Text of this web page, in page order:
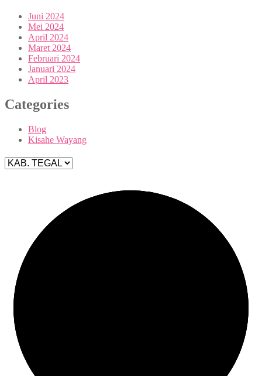
Juni 2024
Mei 2024
April 2024
Maret 2024
Februari 2024
Januari 2024
April 2023
Categories
Blog
Kisahe Wayang